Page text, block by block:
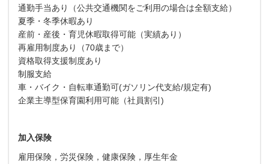
通勤手当あり（公共交通機関をご利用の場合は全額支給）
夏季・冬季休暇あり
産前・産後・育児休暇取得可能（実績あり）
再雇用制度あり（70歳まで）
資格取得支援制度あり
制服支給
車・バイク・自転車通勤可(ガソリン代支給/規定有)
企業主導型保育園利用可能（社員割引)
加入保険
雇用保険，労災保険，健康保険，厚生年金